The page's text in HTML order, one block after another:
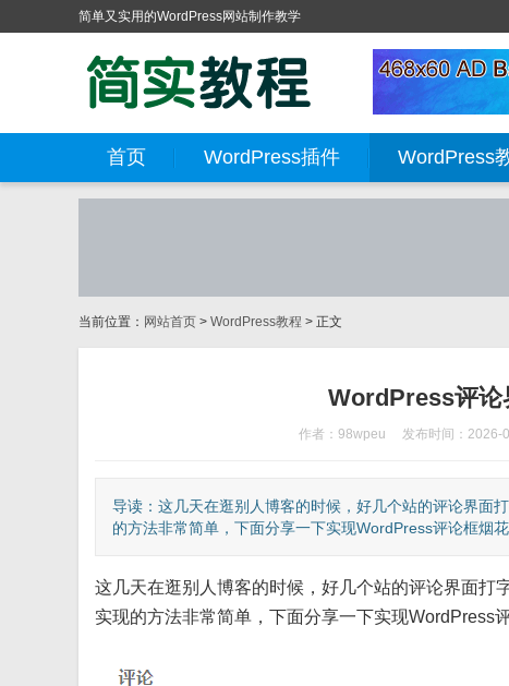
简单又实用的WordPress网站制作教学
首页 WordPress插件 WordPress
当前位置： 网站首页 > WordPress教程 > 正文
WordPress评论
作者：98wpeu 发布时间：2026-
导读：这几天在逛别人博客的时候，好几个站的评论界面
的方法非常简单，下面分享一下实现WordPress评论框烟花
这几天在逛别人博客的时候，好几个站的评论界面打
实现的方法非常简单，下面分享一下实现WordPress